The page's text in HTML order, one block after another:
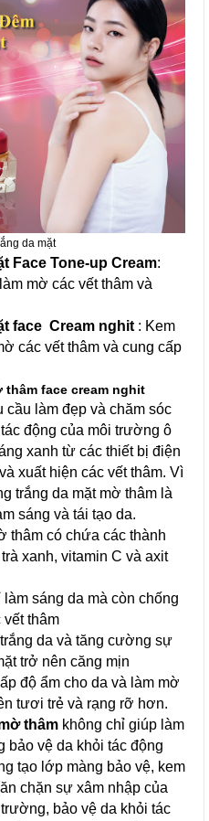
da mặt
Face Tone-up Cream:
mờ các vết thâm và
face Cream nghit : Kem
các vết thâm và cung cấp
thâm face cream nghit
cầu làm đẹp và chăm sóc
động của môi trường ô
xanh từ các thiết bị điện
xuất hiện các vết thâm. Vì
trắng da mặt mờ thâm là
sáng và tái tạo da.
thâm có chứa các thành
xanh, vitamin C và axit
sáng da mà còn chống
thâm
da và tăng cường sự
trở nên căng mịn
độ ẩm cho da và làm mờ
tươi trẻ và rạng rỡ hơn.
thâm không chỉ giúp làm
bảo vệ da khỏi tác động
tạo lớp màng bảo vệ, kem
chặn sự xâm nhập của
bảo vệ da khỏi tác